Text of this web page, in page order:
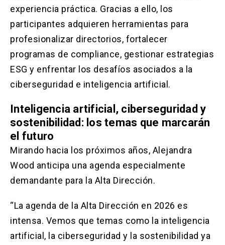
experiencia práctica. Gracias a ello, los
participantes adquieren herramientas para
profesionalizar directorios, fortalecer
programas de compliance, gestionar estrategias
ESG y enfrentar los desafíos asociados a la
ciberseguridad e inteligencia artificial.
Inteligencia artificial, ciberseguridad y
sostenibilidad: los temas que marcarán
el futuro
Mirando hacia los próximos años, Alejandra
Wood anticipa una agenda especialmente
demandante para la Alta Dirección.
“La agenda de la Alta Dirección en 2026 es
intensa. Vemos que temas como la inteligencia
artificial, la ciberseguridad y la sostenibilidad ya